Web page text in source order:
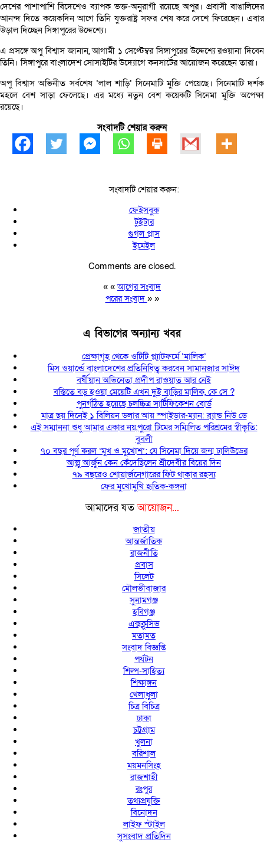
দেশের পাশাপাশি বিদেশেও ব্যাপক ভক্ত-অনুরাগী রয়েছে অপুর। প্রবাসী বাঙালিদের
আনন্দ দিতে কয়েকদিন আগে তিনি যুক্তরাষ্ট্র সফর শেষ করে দেশে ফিরেছেন। এবার
উড়াল দিচ্ছেন সিঙ্গাপুরের উদ্দেশ্যে।
এ প্রসঙ্গে অপু বিশ্বাস জানান, আগামী ১ সেপ্টেম্বর সিঙ্গাপুরের উদ্দেশ্যে রওয়ানা দিবেন
তিনি। সিঙ্গাপুরে বাংলাদেশ সোসাইটির উদ্যোগে কনসার্টের আয়োজন করেছেন তারা।
অপু বিশ্বাস অভিনীত সর্বশেষ ‘লাল শাড়ি’ সিনেমাটি মুক্তি পেয়েছে। সিনেমাটি দর্শক
মহলে বেশ সাড়া ফেলেছে। এর মধ্যে নতুন বেশ কয়েকটি সিনেমা মুক্তি অপেক্ষা
রয়েছে।
সংবাদটি শেয়ার করুন
সংবাদটি শেয়ার করুন:
ফেইসবুক
টুইটার
গুগল প্লাস
ইমেইল
Comments are closed.
« «আগের সংবাদ
পরের সংবাদ » »
এ বিভাগের অন্যান্য খবর
প্রেক্ষাগৃহ থেকে ওটিটি প্ল্যাটফর্মে ‘মালিক’
মিস ওয়ার্ল্ডে বাংলাদেশের প্রতিনিধিত্ব করবেন সামানজার সাঈদ
বর্ষীয়ান অভিনেতা প্রদীপ রাওয়াত আর নেই
বস্তিতে বড় হওয়া মেয়েটি এখন দুই বাড়ির মালিক, কে সে ?
পুনর্গঠিত হয়েছে চলচ্চিত্র সার্টিফিকেশন বোর্ড
মাত্র ছয় দিনেই ১ বিলিয়ন ডলার আয় স্পাইডার-ম্যান: ব্র্যান্ড নিউ ডে
এই সম্মাননা শুধু আমার একার নয়,পুরো টিমের সম্মিলিত পরিশ্রমের স্বীকৃতি:
বুবলী
৭০ বছর পূর্ণ করল ‘মুখ ও মুখোশ’: যে সিনেমা দিয়ে জন্ম ঢালিউডের
আল্লু আর্জুন কেন কেঁদেছিলেন শ্রীদেবীর বিয়ের দিন
৭৯ বছরেও শোয়ার্জনেগারের ফিট থাকার রহস্য
ফের মুখোমুখি হৃতিক-কঙ্গনা
আমাদের যতআয়োজন...
জাতীয়
আন্তর্জাতিক
রাজনীতি
প্রবাস
সিলেট
মৌলভীবাজার
সুনামগঞ্জ
হবিগঞ্জ
এক্সক্লুসিভ
মতামত
সংবাদ বিজ্ঞপ্তি
পর্যটন
শিল্প-সাহিত্য
শিক্ষাঙ্গন
খেলাধুলা
চিত্র বিচিত্র
ঢাকা
চট্টগ্রাম
খুলনা
বরিশাল
ময়মনসিংহ
রাজশাহী
রংপুর
তথ্যপ্রযুক্তি
বিনোদন
লাইফ স্টাইল
সুসংবাদ প্রতিদিন